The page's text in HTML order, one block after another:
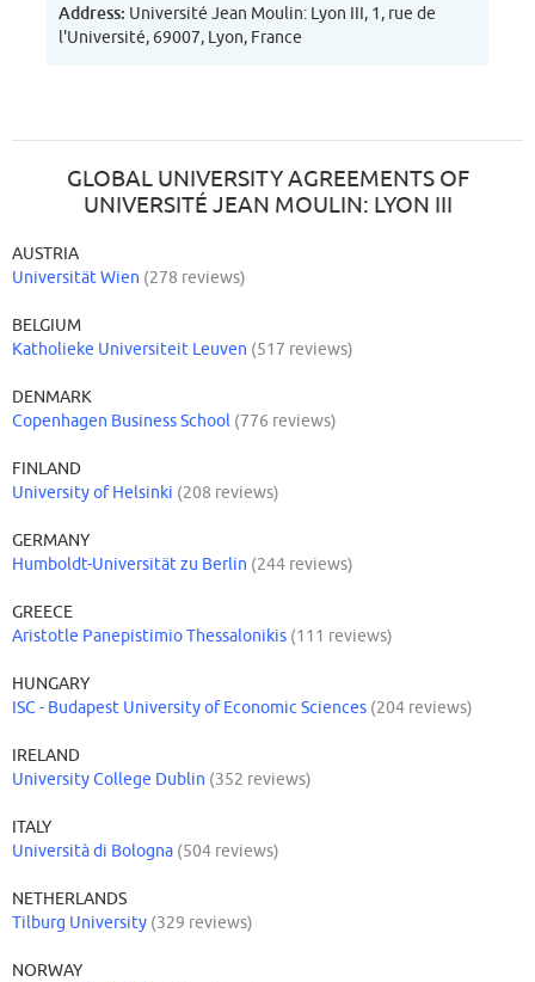
Address: Université Jean Moulin: Lyon III, 1, rue de
l'Université, 69007, Lyon, France
GLOBAL UNIVERSITY AGREEMENTS OF
UNIVERSITÉ JEAN MOULIN: LYON III
AUSTRIA
Universität Wien (278 reviews)
BELGIUM
Katholieke Universiteit Leuven (517 reviews)
DENMARK
Copenhagen Business School (776 reviews)
FINLAND
University of Helsinki (208 reviews)
GERMANY
Humboldt-Universität zu Berlin (244 reviews)
GREECE
Aristotle Panepistimio Thessalonikis (111 reviews)
HUNGARY
ISC - Budapest University of Economic Sciences (204 reviews)
IRELAND
University College Dublin (352 reviews)
ITALY
Università di Bologna (504 reviews)
NETHERLANDS
Tilburg University (329 reviews)
NORWAY